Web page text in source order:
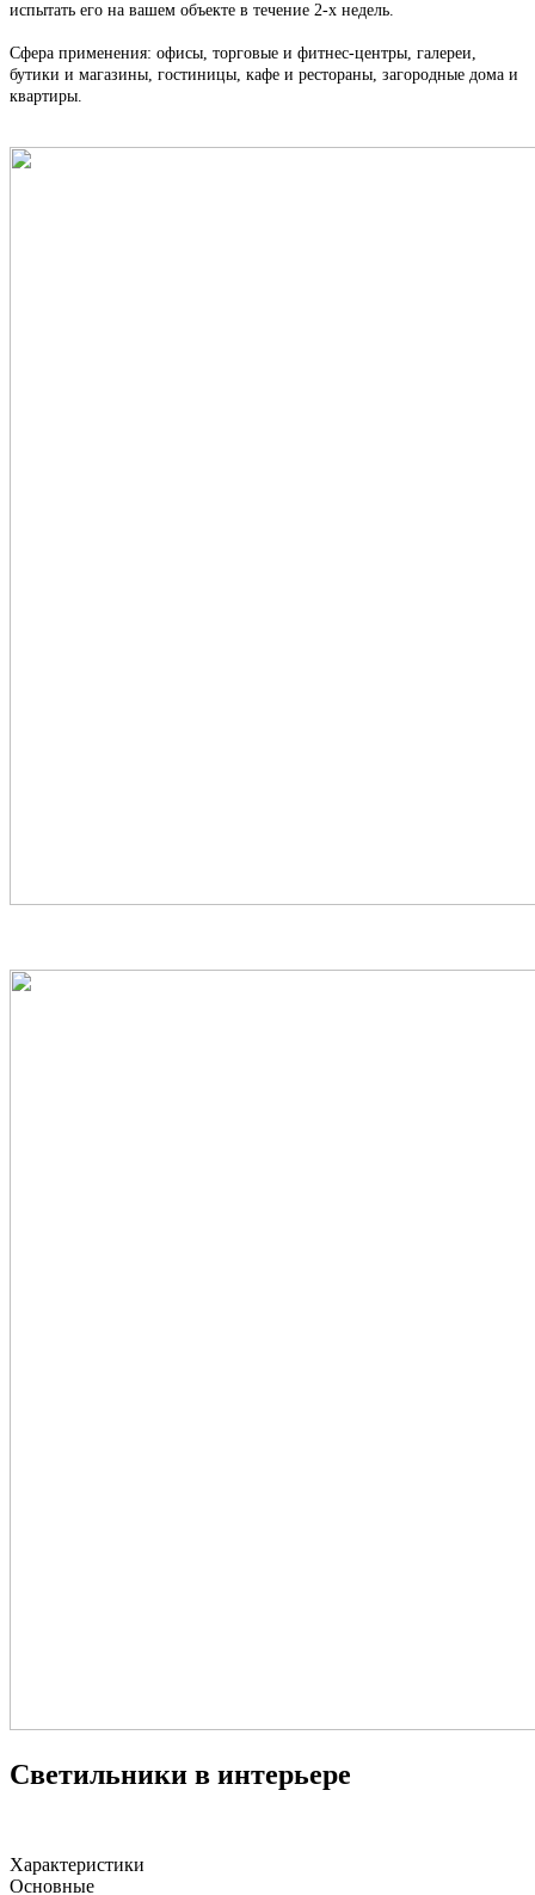
испытать его на вашем объекте в течение 2-х недель.
Сфера применения: офисы, торговые и фитнес-центры, галереи,
бутики и магазины, гостиницы, кафе и рестораны, загородные дома и
квартиры.
Светильники в интерьере
Характеристики
Основные